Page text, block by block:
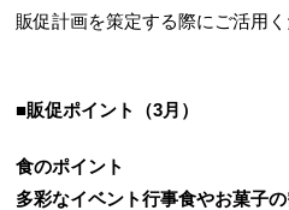
販促計画を策定する際にご活用く
■販促ポイント（3月）
食のポイント
多彩なイベント行事食やお菓子